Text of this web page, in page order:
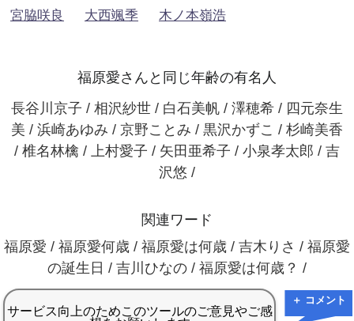
宮脇咲良 大西颯季 木ノ本嶺浩
福原愛さんと同じ年齢の有名人
長谷川京子 / 相沢紗世 / 白石美帆 / 澤穂希 / 四元奈生
美 / 浜崎あゆみ / 京野ことみ / 黒沢かずこ / 杉崎美香
/ 椎名林檎 / 上村愛子 / 矢田亜希子 / 小泉孝太郎 / 吉
沢悠 /
関連ワード
福原愛 / 福原愛何歳 / 福原愛は何歳 / 吉木りさ / 福原愛
の誕生日 / 吉川ひなの / 福原愛は何歳？ /
＋ コメント